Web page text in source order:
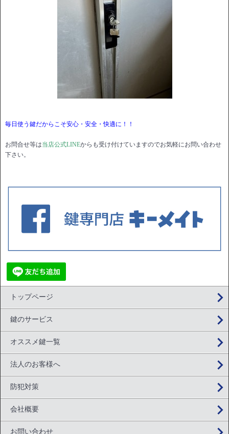
毎日使う鍵だからこそ安心・安全・快適に！！
お問合せ等は当店公式LINEからも受け付けていますのでお気軽にお問い合わせ
下さい。
トップページ
鍵のサービス
オススメ鍵一覧
法人のお客様へ
防犯対策
会社概要
お問い合わせ